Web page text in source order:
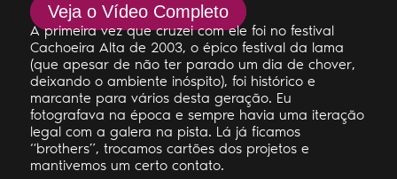
Veja o Vídeo Completo
A primeira vez que cruzei com ele foi no festival
Cachoeira Alta de 2003, o épico festival da lama
(que apesar de não ter parado um dia de chover,
deixando o ambiente inóspito), foi histórico e
marcante para vários desta geração. Eu
fotografava na época e sempre havia uma iteração
legal com a galera na pista. Lá já ficamos
“brothers”, trocamos cartões dos projetos e
mantivemos um certo contato.